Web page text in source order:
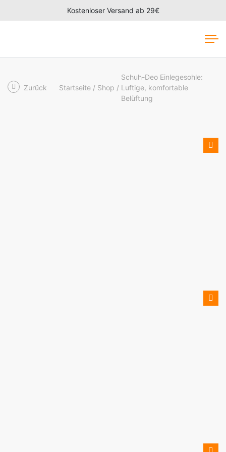
Kostenloser Versand ab 29€
Zurück Startseite Shop
Schuh-Deo Einlegesohle:
Luftige, komfortable
Belüftung